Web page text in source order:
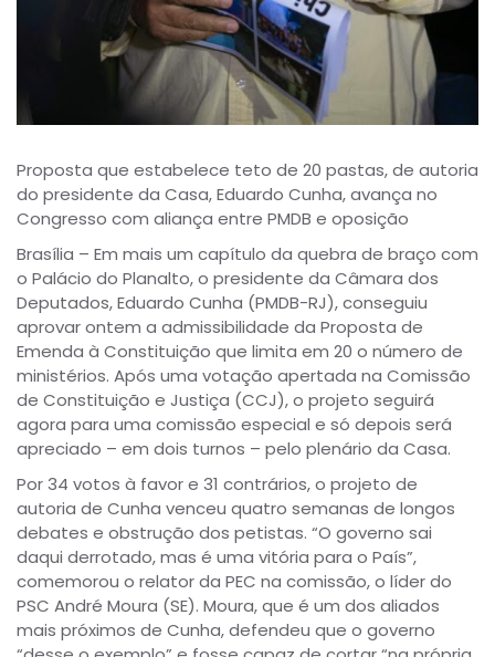
Proposta que estabelece teto de 20 pastas, de autoria
do presidente da Casa, Eduardo Cunha, avança no
Congresso com aliança entre PMDB e oposição
Brasília – Em mais um capítulo da quebra de braço com
o Palácio do Planalto, o presidente da Câmara dos
Deputados, Eduardo Cunha (PMDB-RJ), conseguiu
aprovar ontem a admissibilidade da Proposta de
Emenda à Constituição que limita em 20 o número de
ministérios. Após uma votação apertada na Comissão
de Constituição e Justiça (CCJ), o projeto seguirá
agora para uma comissão especial e só depois será
apreciado – em dois turnos – pelo plenário da Casa.
Por 34 votos à favor e 31 contrários, o projeto de
autoria de Cunha venceu quatro semanas de longos
debates e obstrução dos petistas. “O governo sai
daqui derrotado, mas é uma vitória para o País”,
comemorou o relator da PEC na comissão, o líder do
PSC André Moura (SE). Moura, que é um dos aliados
mais próximos de Cunha, defendeu que o governo